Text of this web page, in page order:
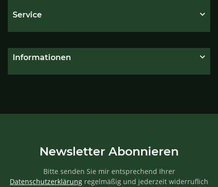
Service
Informationen
Newsletter Abonnieren
Bitte senden Sie mir entsprechend Ihrer
Datenschutzerklärung regelmäßig und jederzeit widerruflich